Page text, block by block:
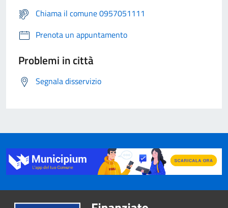
Chiama il comune 0957051111
Prenota un appuntamento
Problemi in città
Segnala disservizio